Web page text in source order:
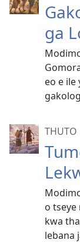
ga
eo e ile
THUTO
o
kwa
lebana